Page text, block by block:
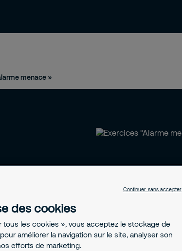
Contact et support Emploi
menace »
des cookies
tous les cookies », vous acceptez le stockage de
améliorer la navigation sur le site, analyser son
efforts de marketing.
Continuer sans accepter